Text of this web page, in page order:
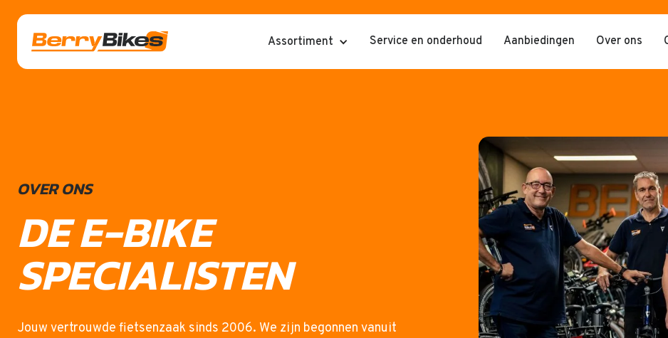
Assortiment Service en onderhoud Aanbiedingen Over ons
OVER ONS
DE E-BIKE
SPECIALISTEN
Jouw vertrouwde fietsenzaak sinds 2006. We zijn begonnen vanuit